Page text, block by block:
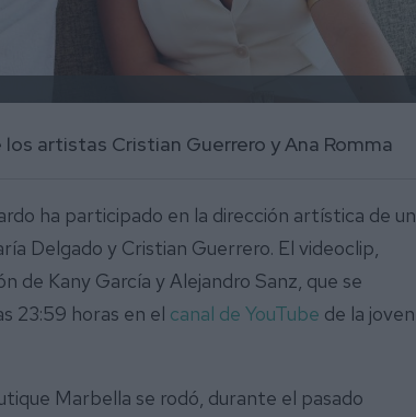
artistas Cristian Guerrero y Ana Romma
ha participado en la dirección artística de un
Delgado y Cristian Guerrero. El videoclip,
de Kany García y Alejandro Sanz, que se
23:59 horas en el canal de YouTube de la joven
Marbella se rodó, durante el pasado